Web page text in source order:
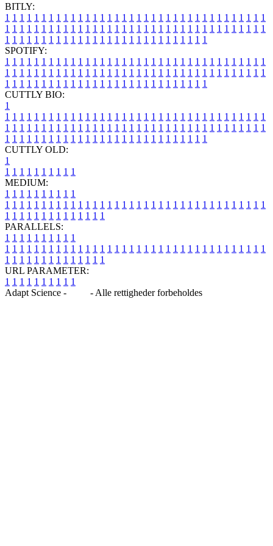
BITLY:
1 1 1 1 1 1 1 1 1 1 1 1 1 1 1 1 1 1 1 1 1 1 1 1 1 1 1 1 1 1 1 1 1 1 1 1
1 1 1 1 1 1 1 1 1 1 1 1 1 1 1 1 1 1 1 1 1 1 1 1 1 1 1 1 1 1 1 1 1 1 1 1
1 1 1 1 1 1 1 1 1 1 1 1 1 1 1 1 1 1 1 1 1 1 1 1 1 1 1 1
SPOTIFY:
1 1 1 1 1 1 1 1 1 1 1 1 1 1 1 1 1 1 1 1 1 1 1 1 1 1 1 1 1 1 1 1 1 1 1 1
1 1 1 1 1 1 1 1 1 1 1 1 1 1 1 1 1 1 1 1 1 1 1 1 1 1 1 1 1 1 1 1 1 1 1 1
1 1 1 1 1 1 1 1 1 1 1 1 1 1 1 1 1 1 1 1 1 1 1 1 1 1 1 1
CUTTLY BIO:
1
1 1 1 1 1 1 1 1 1 1 1 1 1 1 1 1 1 1 1 1 1 1 1 1 1 1 1 1 1 1 1 1 1 1 1 1
1 1 1 1 1 1 1 1 1 1 1 1 1 1 1 1 1 1 1 1 1 1 1 1 1 1 1 1 1 1 1 1 1 1 1 1
1 1 1 1 1 1 1 1 1 1 1 1 1 1 1 1 1 1 1 1 1 1 1 1 1 1 1 1
CUTTLY OLD:
1
1 1 1 1 1 1 1 1 1 1
MEDIUM:
1 1 1 1 1 1 1 1 1 1
1 1 1 1 1 1 1 1 1 1 1 1 1 1 1 1 1 1 1 1 1 1 1 1 1 1 1 1 1 1 1 1 1 1 1 1
1 1 1 1 1 1 1 1 1 1 1 1 1 1
PARALLELS:
1 1 1 1 1 1 1 1 1 1
1 1 1 1 1 1 1 1 1 1 1 1 1 1 1 1 1 1 1 1 1 1 1 1 1 1 1 1 1 1 1 1 1 1 1 1
1 1 1 1 1 1 1 1 1 1 1 1 1 1
URL PARAMETER:
1 1 1 1 1 1 1 1 1 1
Adapt Science -
- Alle rettigheder forbeholdes